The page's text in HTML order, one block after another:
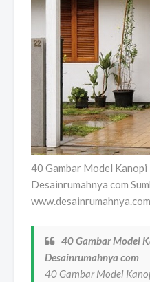
40 Gambar Model Kanopi
Desainrumahnya com
www.desainrumahnya.com
40 Gambar Model
Desainrumahnya com
40 Gambar Model